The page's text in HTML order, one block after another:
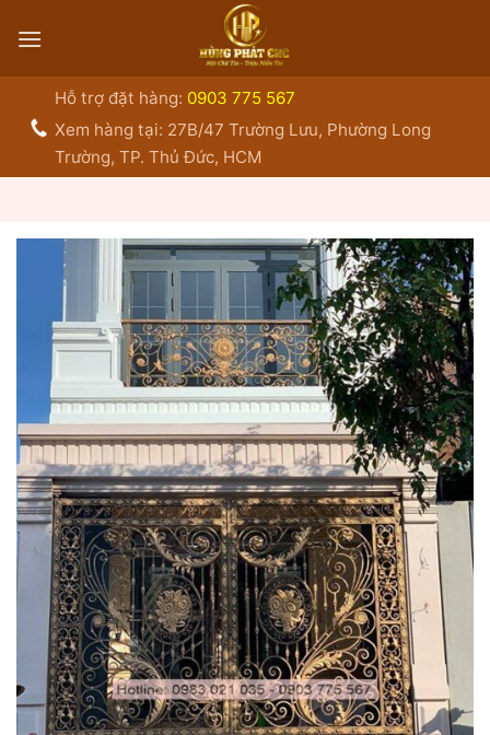
qua
Hỗ trợ đặt hàng: 0903 775 567
Xem hàng tại: 27B/47 Trường Lưu, Phường Long
Trường, TP. Thủ Đức, HCM